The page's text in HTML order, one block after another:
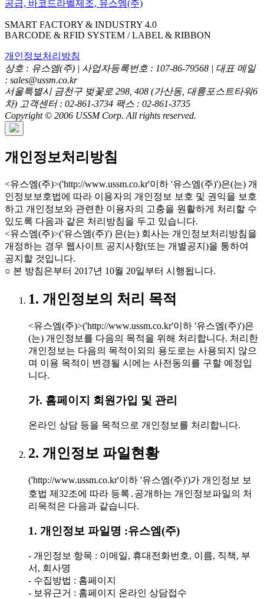
SMART FACTORY & INDUSTRY 4.0
BARCODE & RFID SYSTEM / LABEL & RIBBON
개인정보처리방침
상호 : 유스엠(주) | 사업자등록번호 : 107-86-79568 | 대표 메일
: sales@ussm.co.kr
서울특별시 금천구 벚꽃로 298, 408 (가산동, 대륭포스트타워6
차) 고객센터 : 02-861-3734 팩스 : 02-861-3735
Copyright © 2006 USSM Corp. All rights reserved.
개인정보처리방침
<유스엠(주)>('http://www.ussm.co.kr'이하 '유스엠(주)')은(는) 개
인정보보호법에 따라 이용자의 개인정보 보호 및 권익을 보호
하고 개인정보와 관련한 이용자의 고충을 원활하게 처리할 수
있도록 다음과 같은 처리방침을 두고 있습니다.
<유스엠(주)>('유스엠(주)') 은(는) 회사는 개인정보처리방침을
개정하는 경우 웹사이트 공지사항(또는 개별공지)을 통하여
공지할 것입니다.
○ 본 방침은부터 2017년 10월 20일부터 시행됩니다.
1. 개인정보의 처리 목적
<유스엠(주)>('http://www.ussm.co.kr'이하 '유스엠(주)')은
(는) 개인정보를 다음의 목적을 위해 처리합니다. 처리한
개인정보는 다음의 목적이외의 용도로는 사용되지 않으
며 이용 목적이 변경될 시에는 사전동의를 구할 예정입
니다.
가. 홈페이지 회원가입 및 관리
온라인 상담 등을 목적으로 개인정보를 처리합니다.
2. 개인정보 파일현황
('http://www.ussm.co.kr'이하 '유스엠(주)')가 개인정보 보
호법 제32조에 따라 등록․공개하는 개인정보파일의 처
리목적은 다음과 같습니다.
1. 개인정보 파일명 :유스엠(주)
- 개인정보 항목 : 이메일, 휴대전화번호, 이름, 직책, 부
서, 회사명
- 수집방법 : 홈페이지
- 보유근거 : 홈페이지 온라인 상담접수